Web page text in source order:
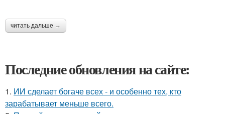
читать дальше →
Последние обновления на сайте:
1. ИИ сделает богаче всех - и особенно тех, кто
зарабатывает меньше всего.